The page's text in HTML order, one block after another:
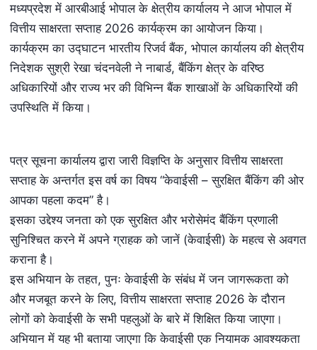
मध्यप्रदेश में आरबीआई भोपाल के क्षेत्रीय कार्यालय ने आज भोपाल में
वित्तीय साक्षरता सप्ताह 2026 कार्यक्रम का आयोजन किया।
कार्यक्रम का उद्घाटन भारतीय रिजर्व बैंक, भोपाल कार्यालय की क्षेत्रीय
निदेशक सुश्री रेखा चंदनवेली ने नाबार्ड, बैंकिंग क्षेत्र के वरिष्ठ
अधिकारियों और राज्य भर की विभिन्न बैंक शाखाओं के अधिकारियों की
उपस्थिति में किया।
पत्र सूचना कार्यालय द्वारा जारी विज्ञप्ति के अनुसार वित्तीय साक्षरता
सप्ताह के अन्तर्गत इस वर्ष का विषय “केवाईसी – सुरक्षित बैंकिंग की ओर
आपका पहला कदम” है।
इसका उद्देश्य जनता को एक सुरक्षित और भरोसेमंद बैंकिंग प्रणाली
सुनिश्चित करने में अपने ग्राहक को जानें (केवाईसी) के महत्व से अवगत
कराना है।
इस अभियान के तहत, पुनः केवाईसी के संबंध में जन जागरूकता को
और मजबूत करने के लिए, वित्तीय साक्षरता सप्ताह 2026 के दौरान
लोगों को केवाईसी के सभी पहलुओं के बारे में शिक्षित किया जाएगा।
अभियान में यह भी बताया जाएगा कि केवाईसी एक नियामक आवश्यकता